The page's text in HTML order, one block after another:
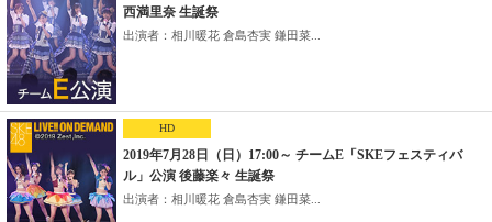
西満里奈 生誕祭
出演者：相川暖花 倉島杏実 鎌田菜...
HD
2019年7月28日（日）17:00～ チームE「SKEフェスティバ
ル」公演 後藤楽々 生誕祭
出演者：相川暖花 倉島杏実 鎌田菜...